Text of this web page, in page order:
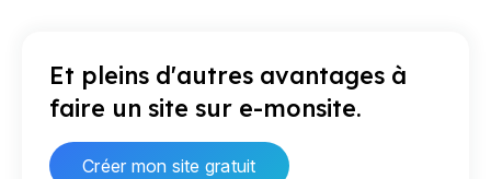
Et pleins d'autres avantages à
faire un site sur e-monsite.
Créer mon site gratuit